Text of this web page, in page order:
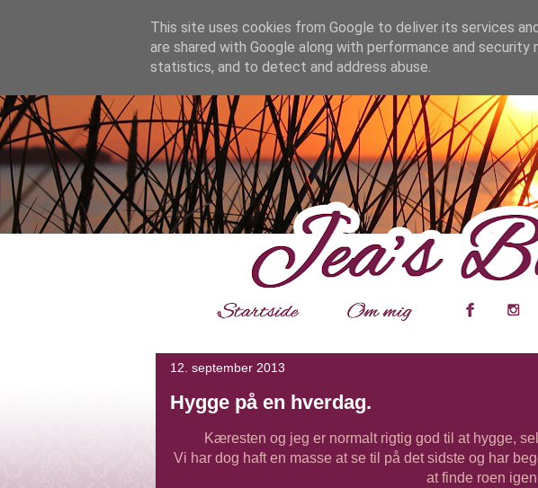
12. september 2013
Hygge på en hverdag.
Kæresten og jeg er normalt rigtig god til at hygge,
Vi har dog haft en masse at se til på det sidste og har
at finde roen
This site uses cookies from Google to deliver its services
are shared with Google along with performance and
statistics, and to detect and address abuse.